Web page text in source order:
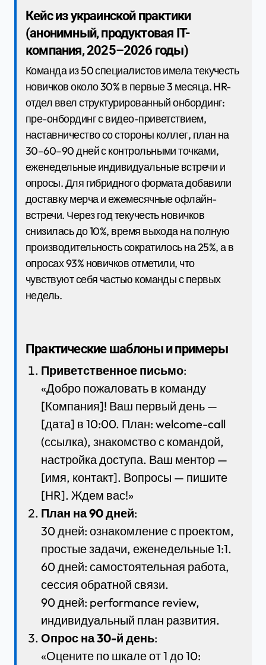
Кейс из украинской практики
(анонимный, продуктовая IT-
компания, 2025–2026 годы)
Команда из 50 специалистов имела текучесть
новичков около 30% в первые 3 месяца. HR-
отдел ввел структурированный онбординг:
пре-онбординг с видео-приветствием,
наставничество со стороны коллег, план на
30–60–90 дней с контрольными точками,
еженедельные индивидуальные встречи и
опросы. Для гибридного формата добавили
доставку мерча и ежемесячные офлайн-
встречи. Через год текучесть новичков
снизилась до 10%, время выхода на полную
производительность сократилось на 25%, а в
опросах 93% новичков отметили, что
чувствуют себя частью команды с первых
недель.
Практические шаблоны и примеры
Приветственное письмо:
«Добро пожаловать в команду
[Компания]! Ваш первый день —
[дата] в 10:00. План: welcome-call
(ссылка), знакомство с командой,
настройка доступа. Ваш ментор —
[имя, контакт]. Вопросы — пишите
[HR]. Ждем вас!»
План на 90 дней:
30 дней: ознакомление с проектом,
простые задачи, еженедельные 1:1.
60 дней: самостоятельная работа,
сессия обратной связи.
90 дней: performance review,
индивидуальный план развития.
Опрос на 30-й день:
«Оцените по шкале от 1 до 10: